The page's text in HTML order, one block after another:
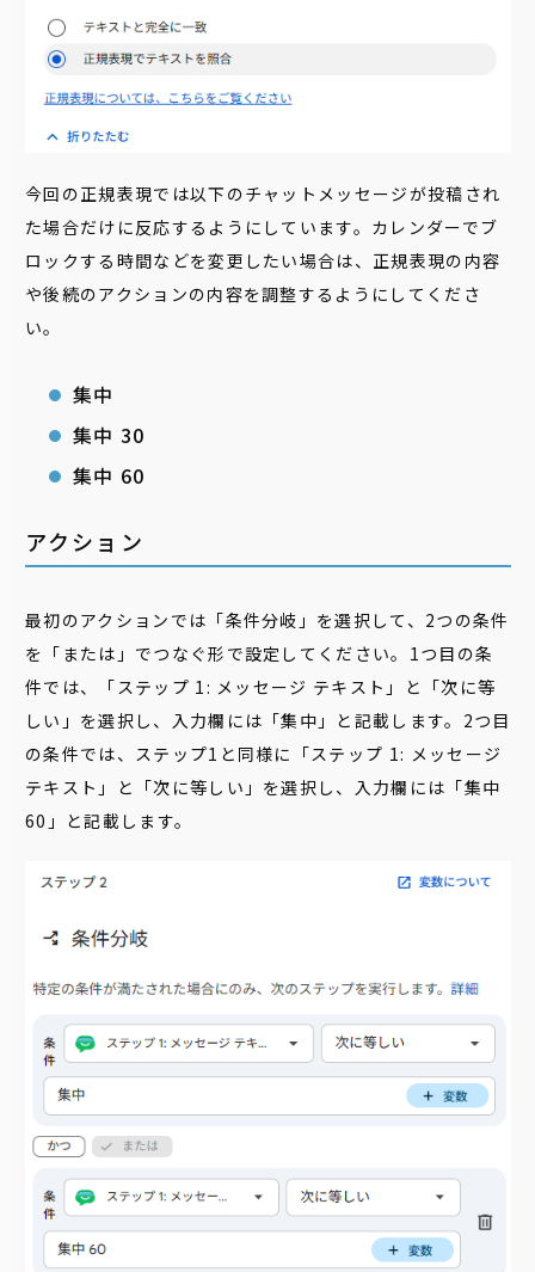
今回の正規表現では以下のチャットメッセージが投稿され
た場合だけに反応するようにしています。カレンダーでブ
ロックする時間などを変更したい場合は、正規表現の内容
や後続のアクションの内容を調整するようにしてくださ
い。
集中
集中 30
集中 60
アクション
最初のアクションでは「条件分岐」を選択して、2つの条件
を「または」でつなぐ形で設定してください。1つ目の条
件では、「ステップ 1: メッセージ テキスト」と「次に等
しい」を選択し、入力欄には「集中」と記載します。2つ目
の条件では、ステップ1と同様に「ステップ 1: メッセージ
テキスト」と「次に等しい」を選択し、入力欄には「集中
60」と記載します。